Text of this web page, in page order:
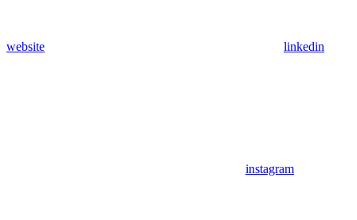
website linkedin
instagram